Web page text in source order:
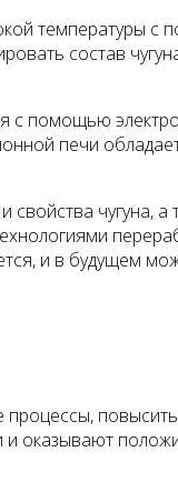
температуры с
состав
с помощью
печи
чугуна,
и в будущем
оказывают